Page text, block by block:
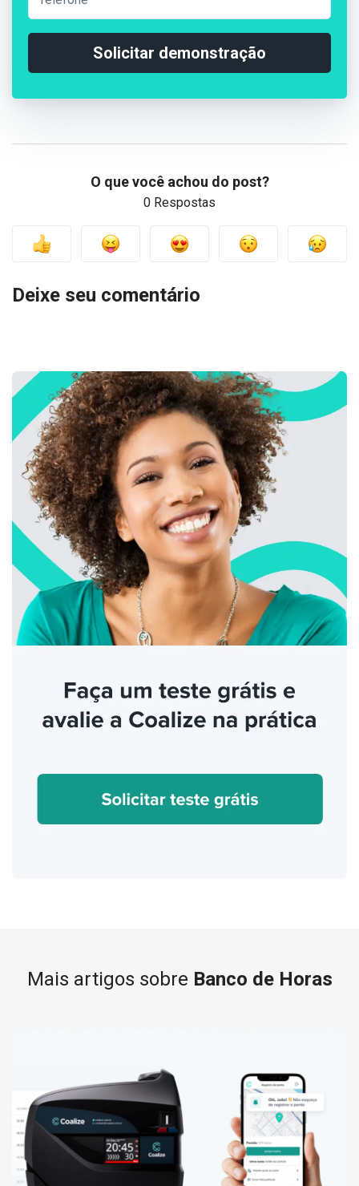
Solicitar demonstração
O que você achou do post?
0 Respostas
Deixe seu comentário
Mais artigos sobre Banco de Horas